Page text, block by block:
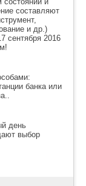
составляют
и др.)
сентября 2016
банка или
день
выбор